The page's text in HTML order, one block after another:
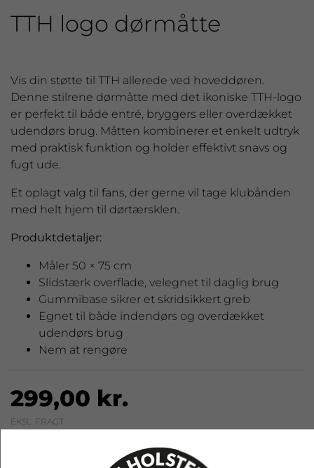
TTH logo dørmåtte
Vis din støtte til TTH allerede ved hoveddøren.
Denne stilrene dørmåtte med det ikoniske TTH-logo
er perfekt til både entré, bryggers eller overdækket
udendørs brug. Måtten kombinerer et enkelt udtryk
med praktisk funktion og holder effektivt snavs og
fugt ude.
Et oplagt valg til fans, der gerne vil tage klubånden
med helt hjem til dørtærsklen.
Produktdetaljer:
Måler 50 × 75 cm
Slidstærk overflade, velegnet til daglig brug
Gummibase sikrer et skridsikkert greb
Egnet til både indendørs og overdækket
udendørs brug
Nem at rengøre
299,00 kr.
EKSL. FRAGT
LÆG I KURV